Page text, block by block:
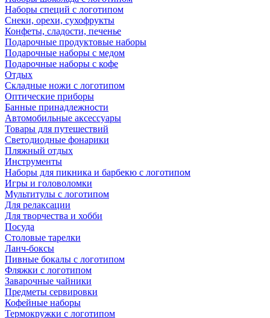
Наборы специй с логотипом
Снеки, орехи, сухофрукты
Конфеты, сладости, печенье
Подарочные продуктовые наборы
Подарочные наборы с медом
Подарочные наборы с кофе
Отдых
Складные ножи с логотипом
Оптические приборы
Банные принадлежности
Автомобильные аксессуары
Товары для путешествий
Светодиодные фонарики
Пляжный отдых
Инструменты
Наборы для пикника и барбекю с логотипом
Игры и головоломки
Мультитулы с логотипом
Для релаксации
Для творчества и хобби
Посуда
Столовые тарелки
Ланч-боксы
Пивные бокалы с логотипом
Фляжки с логотипом
Заварочные чайники
Предметы сервировки
Кофейные наборы
Термокружки с логотипом